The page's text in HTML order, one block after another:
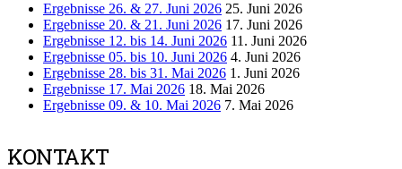
Ergebnisse 26. & 27. Juni 2026 25. Juni 2026
Ergebnisse 20. & 21. Juni 2026 17. Juni 2026
Ergebnisse 12. bis 14. Juni 2026 11. Juni 2026
Ergebnisse 05. bis 10. Juni 2026 4. Juni 2026
Ergebnisse 28. bis 31. Mai 2026 1. Juni 2026
Ergebnisse 17. Mai 2026 18. Mai 2026
Ergebnisse 09. & 10. Mai 2026 7. Mai 2026
KONTAKT